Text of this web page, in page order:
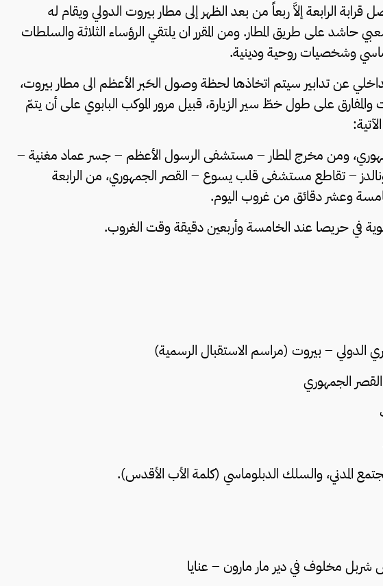
قرابة الرابعة إلاَّ ربعاً من بعد الظهر إلى مطار بيروت الدولي ويقام له
حاشد على طريق المطار. ومن المقرر ان يلتقي الرؤساء الثلاثة والسلطات
وشخصيات روحية ودينية.
عن تدابير سيتم اتخاذها لحظة وصول الحَبر الأعظم الى مطار بيروت،
على طول خطّ سير الزيارة، قبيل مرور الموكب البابوي على أن يتمّ
ومن مخرج المطار – مستشفى الرسول الأعظم – جسر عماد مغنية –
– تقاطع مستشفى قلب يسوع – القصر الجمهوري، من الرابعة
وعشر دقائق من غروب اليوم.
في حريصا عند الخامسة وأربعين دقيقة وقت الغروب.